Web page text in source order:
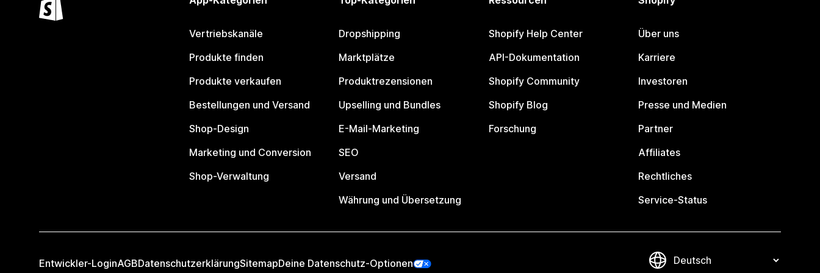
Vertriebskanäle
Produkte finden
Produkte verkaufen
Bestellungen und Versand
Shop-Design
Marketing und Conversion
Shop-Verwaltung
Dropshipping
Marktplätze
Produktrezensionen
Upselling und Bundles
E-Mail-Marketing
SEO
Versand
Währung und Übersetzung
Shopify Help Center
API-Dokumentation
Shopify Community
Shopify Blog
Forschung
Über uns
Karriere
Investoren
Presse und Medien
Partner
Affiliates
Rechtliches
Service-Status
Entwickler-LoginAGBDatenschutzerklärungSitemapDeine Datenschutz-Optionen